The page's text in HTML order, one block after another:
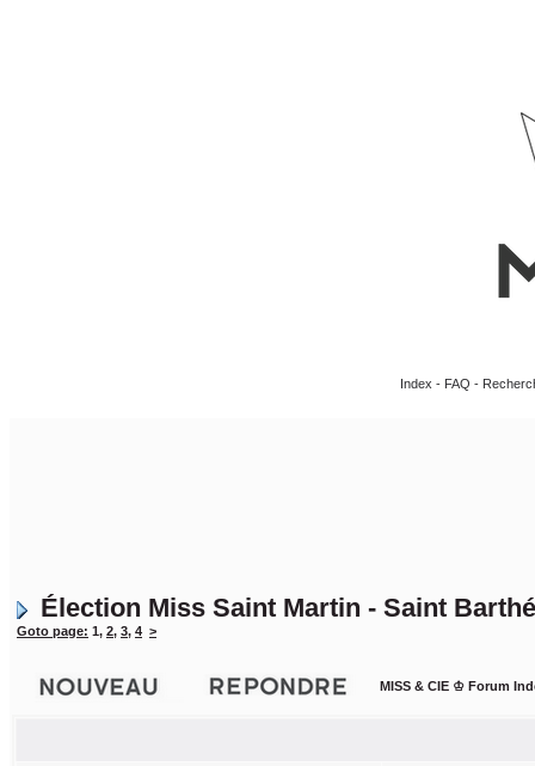
Index - FAQ -
Élection Miss Saint Martin - Saint
Goto page: 1, 2, 3, 4 >
MISS & CIE ♔ Forum